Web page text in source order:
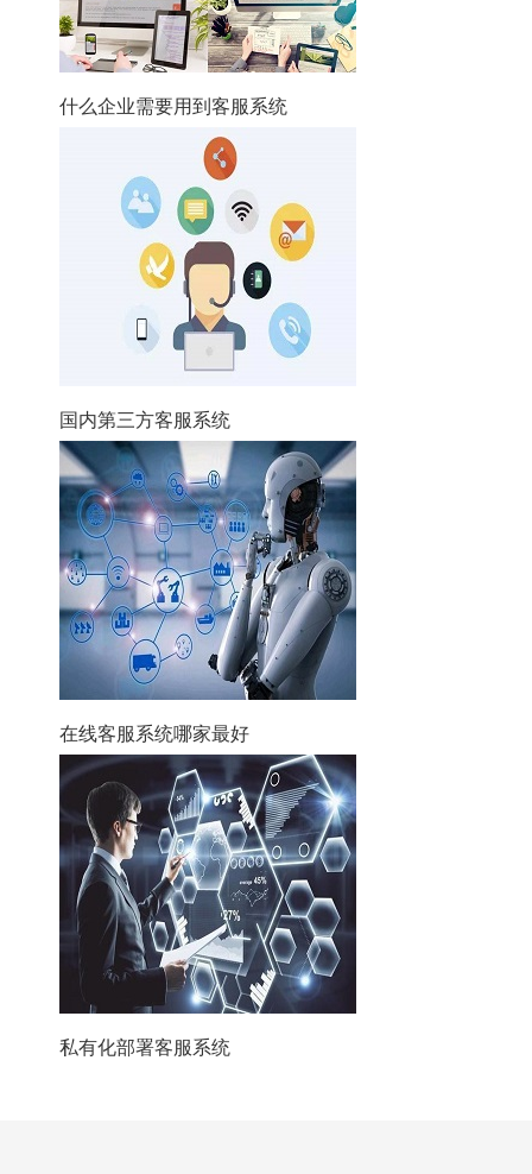
什么企业需要用到客服系统
国内第三方客服系统
在线客服系统哪家最好
私有化部署客服系统